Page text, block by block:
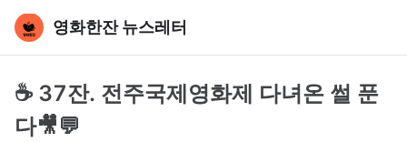
영화한잔 뉴스레터
☕ 37잔. 전주국제영화제 다녀온 썰 푼
다🎥💬